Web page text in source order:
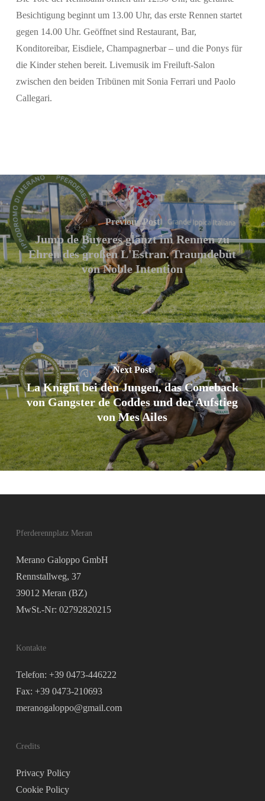
Besichtigung beginnt um 13.00 Uhr, das erste Rennen startet
gegen 14.00 Uhr. Geöffnet sind Restaurant, Bar,
Konditoreibar, Eisdiele, Champagnerbar – und die Ponys für
die Kinder stehen bereit. Livemusik im Freiluft-Salon
zwischen den beiden Tribünen mit Sonia Ferrari und Paolo
Callegari.
Previous Post
Jump de Buyeres glänzt im Rennen zu
Ehren des großen L'Estran. Traumdebüt
von Noble Intention
Next Post
La Knight bei den Jungen, das Comeback
von Gangster de Coddes und der Aufstieg
von Mes Ailes
Pferderennplatz Meran
Merano Galoppo GmbH
Rennstallweg, 37
39012 Meran (BZ)
MwSt.-Nr: 02792820215
Kontakte
Telefon: +39 0473-446222
Fax: +39 0473-210693
meranogaloppo@gmail.com
Credits
Privacy Policy
Cookie Policy